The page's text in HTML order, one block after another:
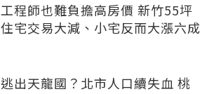
工程師也難負擔高房價 新竹55坪
住宅交易大減、小宅反而大漲六成
逃出天龍國？北市人口續失血 桃